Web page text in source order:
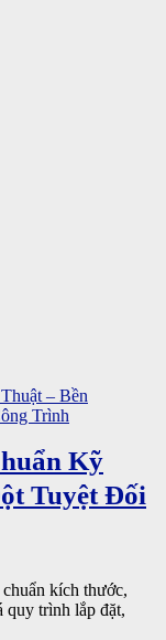
Kỹ
Tuyệt Đối
kích thước,
quy trình lắp đặt,